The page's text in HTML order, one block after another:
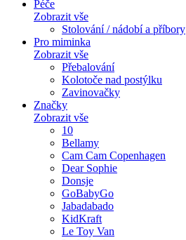
Péče
Zobrazit vše
Stolování / nádobí a příbory
Pro miminka
Zobrazit vše
Přebalování
Kolotoče nad postýlku
Zavinovačky
Značky
Zobrazit vše
10
Bellamy
Cam Cam Copenhagen
Dear Sophie
Donsje
GoBabyGo
Jabadabado
KidKraft
Le Toy Van